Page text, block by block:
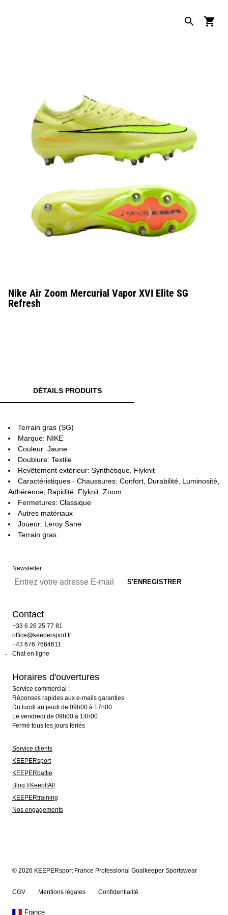
Nike Air Zoom Mercurial Vapor XVI Elite SG
Refresh
DÉTAILS PRODUITS
Terrain gras (SG)
Marque: NIKE
Couleur: Jaune
Doublure: Textile
Revêtement extérieur: Synthétique, Flyknit
Caractéristiques - Chaussures: Confort, Durabilité, Luminosité,
Adhérence, Rapidité, Flyknit, Zoom
Fermetures: Classique
Autres matériaux
Joueur: Leroy Sane
Terrain gras
Newsletter
Contact
+33 6 26 25 77 81
office@keepersport.fr
+43 676 7664611
Chat en ligne
Horaires d'ouvertures
Service commercial :
Réponses rapides aux e-mails garanties
Du lundi au jeudi de 09h00 à 17h00
Le vendredi de 09h00 à 14h00
Fermé tous les jours fériés
Service clients
KEEPERsport
KEEPERbattle
Blog #KeepItAll
KEEPERtraining
Nos engagements
© 2026 KEEPERsport France Professional Goalkeeper Sportswear
CGV Mentions légales Confidentialité
France